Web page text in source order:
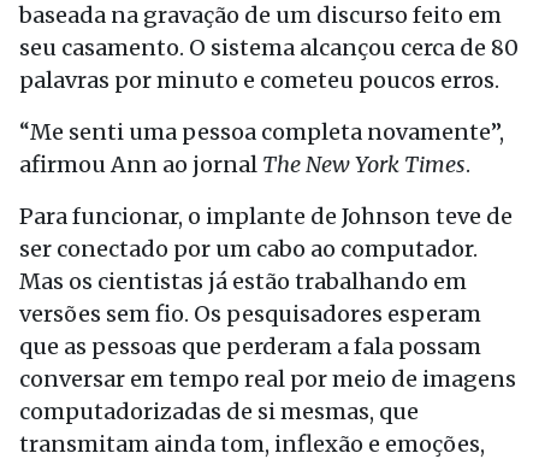
baseada na gravação de um discurso feito em
seu casamento. O sistema alcançou cerca de 80
palavras por minuto e cometeu poucos erros.
“Me senti uma pessoa completa novamente”,
afirmou Ann ao jornal The New York Times.
Para funcionar, o implante de Johnson teve de
ser conectado por um cabo ao computador.
Mas os cientistas já estão trabalhando em
versões sem fio. Os pesquisadores esperam
que as pessoas que perderam a fala possam
conversar em tempo real por meio de imagens
computadorizadas de si mesmas, que
transmitam ainda tom, inflexão e emoções,